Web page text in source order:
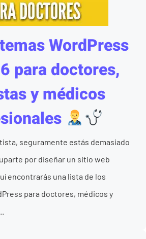
WordPress
para doctores,
y médicos
seguramente estás demasiado
por diseñar un sitio web
encontrarás una lista de los
para doctores, médicos y